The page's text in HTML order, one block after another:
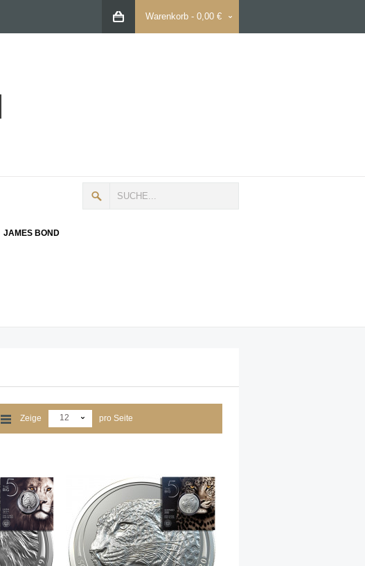
Warenkorb - 0,00 €
JAMES BOND
Zeige 12 pro Seite